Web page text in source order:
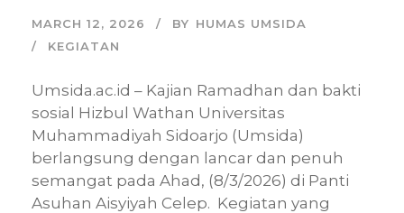
MARCH 12, 2026 BY HUMAS UMSIDA
KEGIATAN
Umsida.ac.id – Kajian Ramadhan dan bakti
sosial Hizbul Wathan Universitas
Muhammadiyah Sidoarjo (Umsida)
berlangsung dengan lancar dan penuh
semangat pada Ahad, (8/3/2026) di Panti
Asuhan Aisyiyah Celep. Kegiatan yang